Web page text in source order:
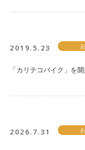
2019.5.23
「カリテコバイク」を開
2026.7.31